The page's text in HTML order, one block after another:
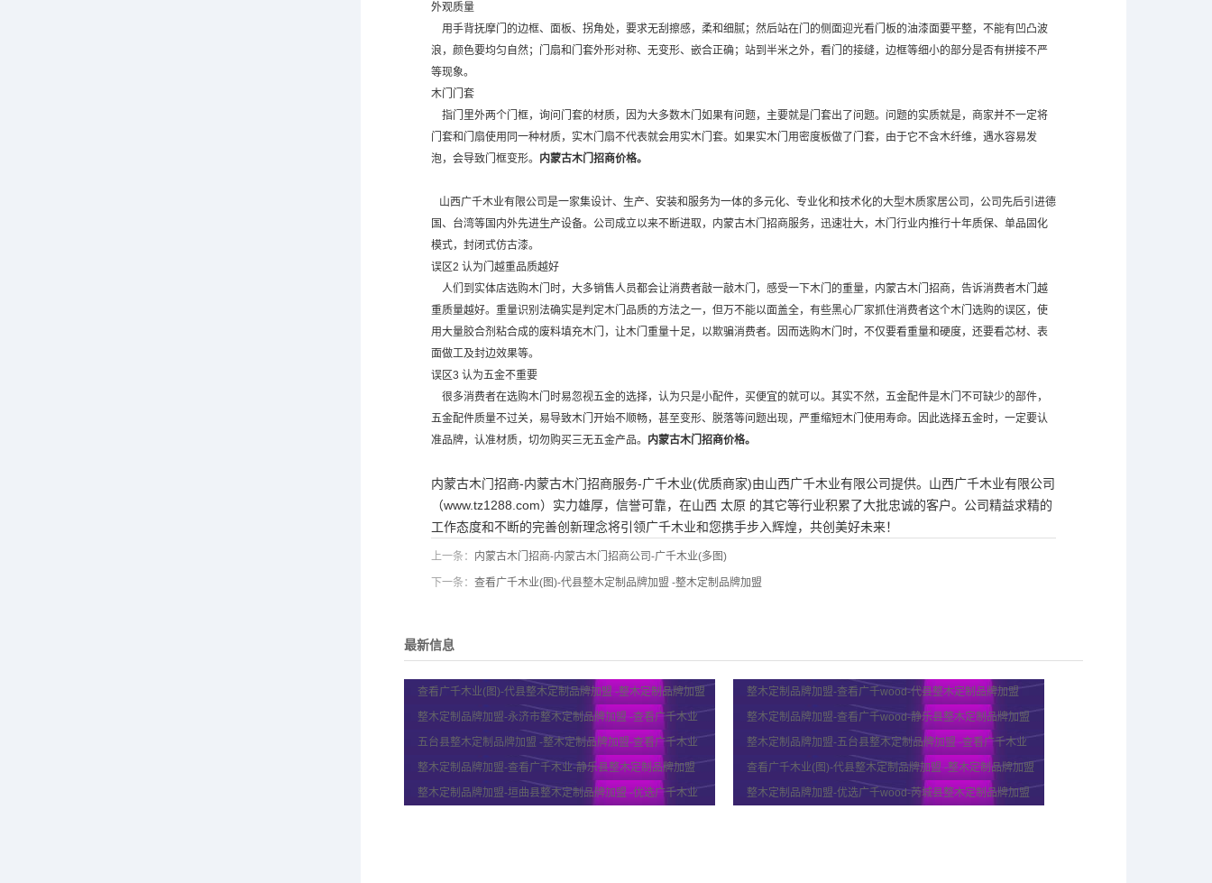
外观质量
用手背抚摩门的边框、面板、拐角处，要求无刮擦感，柔和细腻；然后站在门的侧面迎光看门板的油漆面要平整，不能有凹凸波
浪，颜色要均匀自然；门扇和门套外形对称、无变形、嵌合正确；站到半米之外，看门的接缝，边框等细小的部分是否有拼接不严
等现象。
木门门套
指门里外两个门框，询问门套的材质，因为大多数木门如果有问题，主要就是门套出了问题。问题的实质就是，商家并不一定将
门套和门扇使用同一种材质，实木门扇不代表就会用实木门套。如果实木门用密度板做了门套，由于它不含木纤维，遇水容易发
泡，会导致门框变形。
内蒙古木门招商价格。
山西广千木业有限公司是一家集设计、生产、安装和服务为一体的多元化、专业化和技术化的大型木质家居公司，公司先后引进德
国、台湾等国内外先进生产设备。公司成立以来不断进取，内蒙古木门招商服务，迅速壮大，木门行业内推行十年质保、单品固化
模式，封闭式仿古漆。
误区2 认为门越重品质越好
人们到实体店选购木门时，大多销售人员都会让消费者敲一敲木门，感受一下木门的重量，内蒙古木门招商，告诉消费者木门越
重质量越好。重量识别法确实是判定木门品质的方法之一，但万不能以面盖全，有些黑心厂家抓住消费者这个木门选购的误区，使
用大量胶合剂粘合成的废料填充木门，让木门重量十足，以欺骗消费者。因而选购木门时，不仅要看重量和硬度，还要看芯材、表
面做工及封边效果等。
误区3 认为五金不重要
很多消费者在选购木门时易忽视五金的选择，认为只是小配件，买便宜的就可以。其实不然，五金配件是木门不可缺少的部件，
五金配件质量不过关，易导致木门开始不顺畅，甚至变形、脱落等问题出现，严重缩短木门使用寿命。因此选择五金时，一定要认
准品牌，认准材质，切勿购买三无五金产品。
内蒙古木门招商价格。
内蒙古木门招商-内蒙古木门招商服务-广千木业(优质商家)由山西广千木业有限公司提供。山西广千木业有限公司
（www.tz1288.com）实力雄厚，信誉可靠，在山西 太原 的其它等行业积累了大批忠诚的客户。公司精益求精的
工作态度和不断的完善创新理念将引领广千木业和您携手步入辉煌，共创美好未来！
上一条： 内蒙古木门招商-内蒙古木门招商公司-广千木业(多图)
下一条： 查看广千木业(图)-代县整木定制品牌加盟 -整木定制品牌加盟
最新信息
查看广千木业(图)-代县整木定制品牌加盟 -整木定制品牌加盟
整木定制品牌加盟-查看广千wood-代县整木定制品牌加盟
整木定制品牌加盟-永济市整木定制品牌加盟 -查看广千木业
整木定制品牌加盟-查看广千wood-静乐县整木定制品牌加盟
五台县整木定制品牌加盟 -整木定制品牌加盟-查看广千木业
整木定制品牌加盟-五台县整木定制品牌加盟 -查看广千木业
整木定制品牌加盟-查看广千木业-静乐县整木定制品牌加盟
查看广千木业(图)-代县整木定制品牌加盟 -整木定制品牌加盟
整木定制品牌加盟-垣曲县整木定制品牌加盟 -优选广千木业
整木定制品牌加盟-优选广千wood-芮城县整木定制品牌加盟